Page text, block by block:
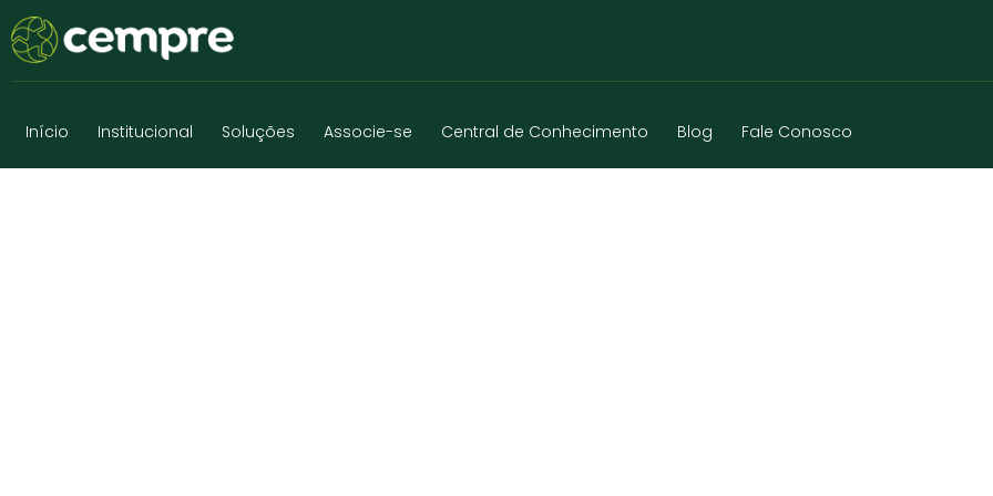
Início Institucional Soluções Associe-se Central de Conhecimento Blog Fale Conosco